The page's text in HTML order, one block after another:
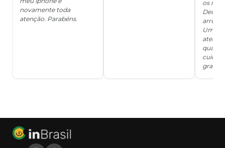
novamente toda
atenção. Parabéns.
os
Deus,
Um
grata!!!